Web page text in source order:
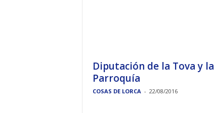
Diputación de la Tova y la
Parroquía
COSAS DE LORCA - 22/08/2016